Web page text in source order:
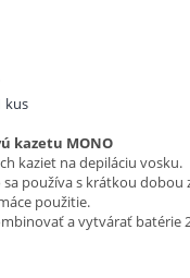
kus
kazetu MONO
kaziet na depiláciu vosku.
používa s krátkou dobou
použitie.
a vytvárať batérie